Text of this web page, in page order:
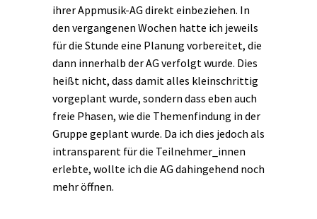
ihrer Appmusik-AG direkt einbeziehen. In
den vergangenen Wochen hatte ich jeweils
für die Stunde eine Planung vorbereitet, die
dann innerhalb der AG verfolgt wurde. Dies
heißt nicht, dass damit alles kleinschrittig
vorgeplant wurde, sondern dass eben auch
freie Phasen, wie die Themenfindung in der
Gruppe geplant wurde. Da ich dies jedoch als
intransparent für die Teilnehmer_innen
erlebte, wollte ich die AG dahingehend noch
mehr öffnen.